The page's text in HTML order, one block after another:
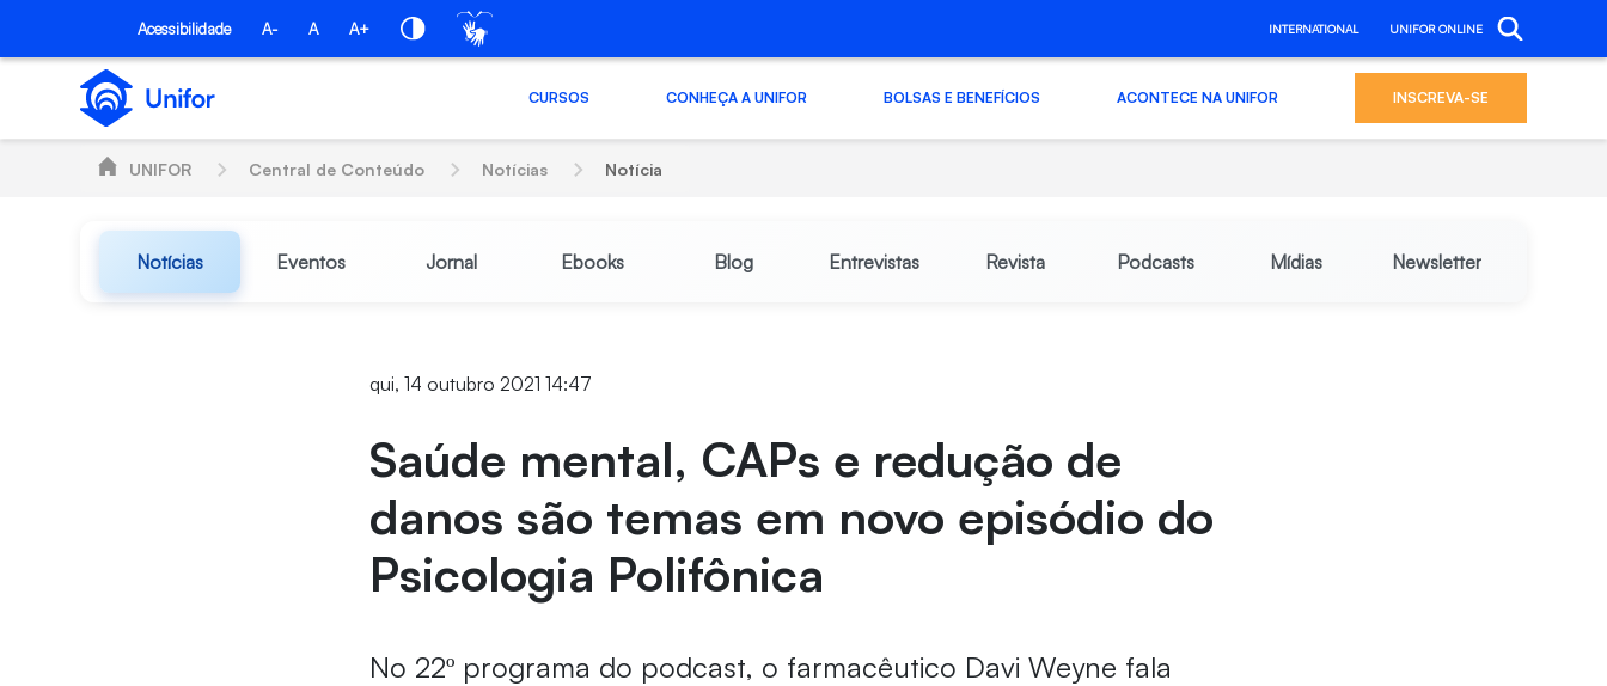
Pular para o Conteúdo principal
Acessibilidade A- A A+ INTERNATIONAL UNIFOR ONLINE
CURSOS CONHEÇA A UNIFOR BOLSAS E BENEFÍCIOS ACONTECE NA UNIFOR INSCREVA-SE
UNIFOR Central de Conteúdo Notícias Notícia
Notícias Eventos Jornal Ebooks Blog Entrevistas Revista Podcasts Mídias Newsletter
qui, 14 outubro 2021 14:47
Saúde mental, CAPs e redução de
danos são temas em novo episódio do
Psicologia Polifônica
No 22º programa do podcast, o farmacêutico Davi Weyne fala